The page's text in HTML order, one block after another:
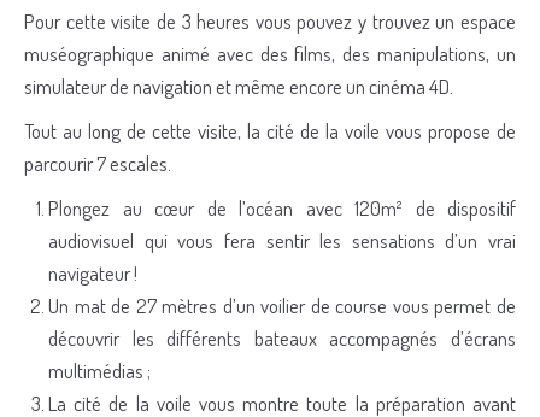
Pour cette visite de 3 heures vous pouvez y trouvez un espace
muséographique animé avec des films, des manipulations, un
simulateur de navigation et même encore un cinéma 4D.
Tout au long de cette visite, la cité de la voile vous propose de
parcourir 7 escales.
Plongez au cœur de l’océan avec 120m² de dispositif
audiovisuel qui vous fera sentir les sensations d’un vrai
navigateur !
Un mat de 27 mètres d’un voilier de course vous permet de
découvrir les différents bateaux accompagnés d’écrans
multimédias ;
La cité de la voile vous montre toute la préparation avant